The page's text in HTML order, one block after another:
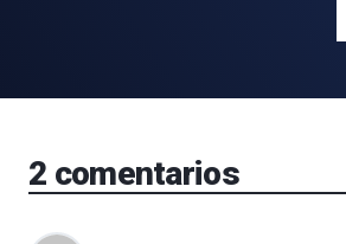
2 comentarios